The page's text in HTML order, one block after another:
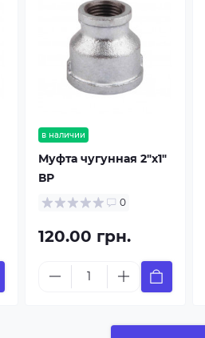
в наличии
Муфта чугунная 2"х1"
ВР
0
120.00 грн.